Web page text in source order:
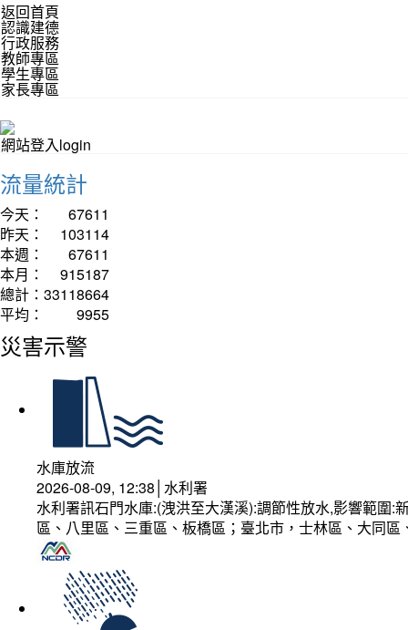
返回首頁
認識建德
行政服務
教師專區
學生專區
家長專區
網站登入login
流量統計
今天：
67611
昨天：
103114
本週：
67611
本月：
915187
總計： 33118664
平均：
9955
災害示警
水庫放流
2026-08-09, 12:38│水利署
水利署訊石門水庫:(洩洪至大漢溪):調節性放水,影響範圍
區、八里區、三重區、板橋區；臺北市，士林區、大同